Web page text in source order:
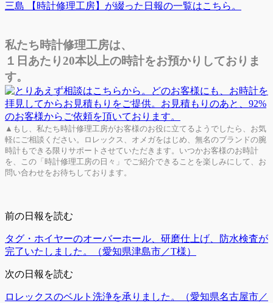
三島 【時計修理工房】が綴った日報の一覧はこちら。
私たち時計修理工房は、
１日あたり20本以上の時計をお預かりしておりま
す。
▲もし、私たち時計修理工房がお客様のお役に立てるようでしたら、お気
軽にご相談ください。ロレックス、オメガをはじめ、無名のブランドの腕
時計もできる限りサポートさせていただきます。いつかお客様のお時計
を、この「時計修理工房の日々」でご紹介できることを楽しみにして、お
問い合わせをお待ちしております。
前の日報を読む
タグ・ホイヤーのオーバーホール、研磨仕上げ、防水検査が
完了いたしました。（愛知県津島市／T様）
次の日報を読む
ロレックスのベルト洗浄を承りました。（愛知県名古屋市／